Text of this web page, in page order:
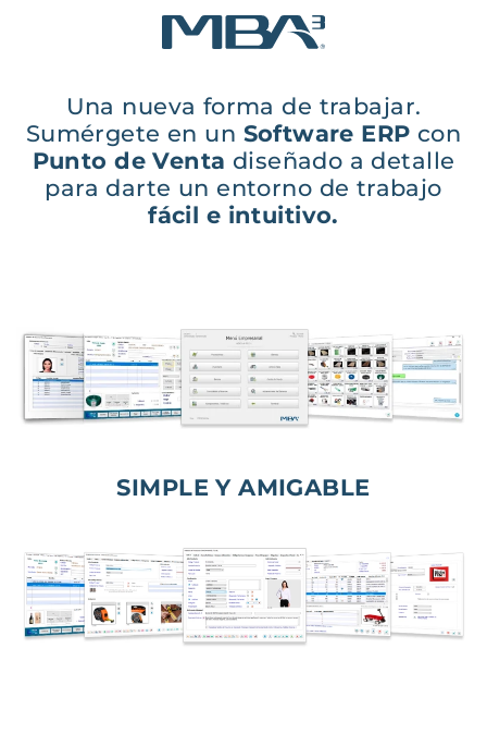
Una nueva forma de trabajar.
Sumérgete en un Software ERP con
Punto de Venta diseñado a detalle
para darte un entorno de trabajo
fácil e intuitivo.
SIMPLE Y AMIGABLE